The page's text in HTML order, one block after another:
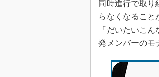
同時進行で取り
らなくなること
『だいたいこ
発メンバーのモ